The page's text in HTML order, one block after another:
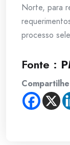
Norte, para
processo
Fonte :
Compartilhe